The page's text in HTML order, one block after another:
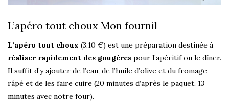
L’apéro tout choux Mon fournil
L’apéro tout choux (3,10 €) est une préparation destinée à
réaliser rapidement des gougères pour l’apéritif ou le dîner.
Il suffit d’y ajouter de l’eau, de l’huile d’olive et du fromage
râpé et de les faire cuire (20 minutes d’après le paquet, 13
minutes avec notre four).